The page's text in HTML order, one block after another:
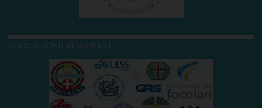
ASSOCIAZIONI E MOVIMENTI